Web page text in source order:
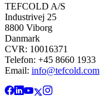
TEFCOLD A/S
Industrivej 25
8800 Viborg
Danmark
CVR: 10016371
Telefon: +45 8660 1933
Email: info@tefcold.com